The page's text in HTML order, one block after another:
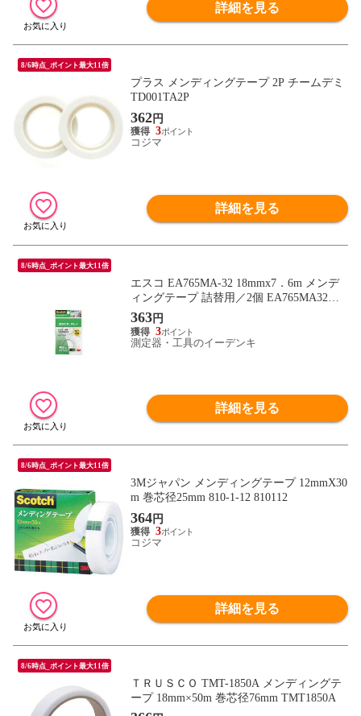
詳細を見る
8/6時点_ポイント最大11倍
プラス メンディングテープ 2P チームデミ
TD001TA2P
362円
3
コジマ
詳細を見る
8/6時点_ポイント最大11倍
エスコ EA765MA-32 18mmx7．6m メンデ
ィングテープ 詰替用／2個 EA765MA32
【キャンセル不可】
363円
3
測定器・工具のイーデンキ
詳細を見る
8/6時点_ポイント最大11倍
3Mジャパン メンディングテープ 12mmX30
m 巻芯径25mm 810-1-12 810112
364円
3
コジマ
詳細を見る
8/6時点_ポイント最大11倍
ＴＲＵＳＣＯ TMT-1850A メンディングテ
ープ 18mm×50m 巻芯径76mm TMT1850A